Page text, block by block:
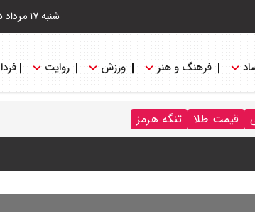
شنبه ۱۷ مرداد ۱۴۰۵
فرهنگ و هنر ورزش روایت فردا
قیمت طلا تنگه هرمز